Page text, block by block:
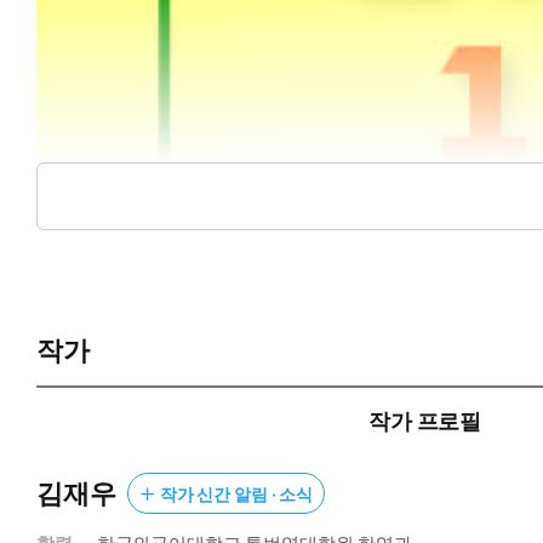
작가
작가 프로필
김재우 작가 신간 알림 · 소식